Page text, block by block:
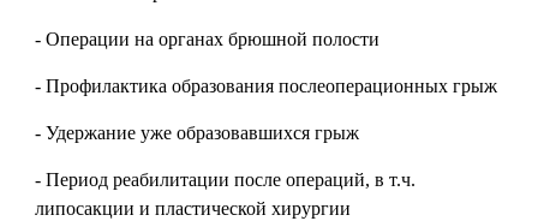
- Операции на органах брюшной полости
- Профилактика образования послеоперационных грыж
- Удержание уже образовавшихся грыж
- Период реабилитации после операций, в т.ч.
липосакции и пластической хирургии